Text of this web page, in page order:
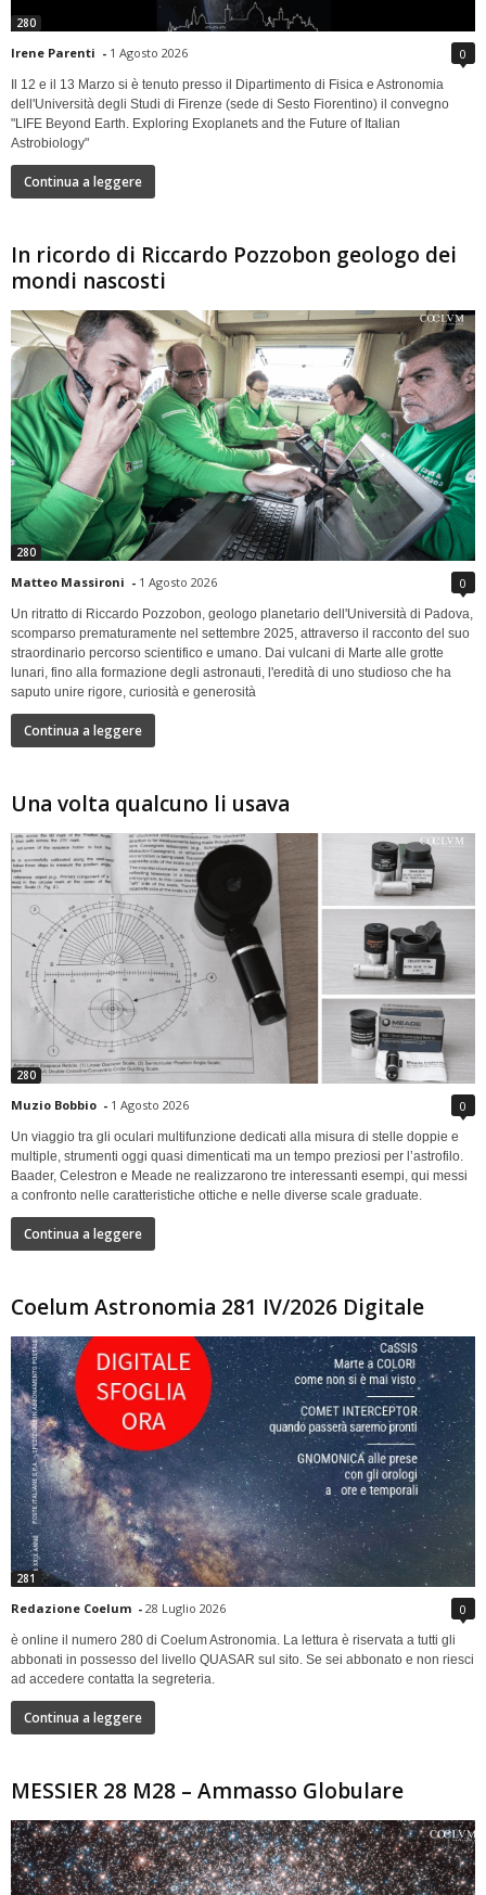
280
Irene Parenti - 1 Agosto 2026 0
Il 12 e il 13 Marzo si è tenuto presso il Dipartimento di Fisica e Astronomia
dell'Università degli Studi di Firenze (sede di Sesto Fiorentino) il convegno
"LIFE Beyond Earth. Exploring Exoplanets and the Future of Italian
Astrobiology"
Continua a leggere
In ricordo di Riccardo Pozzobon geologo dei
mondi nascosti
280
Matteo Massironi - 1 Agosto 2026 0
Un ritratto di Riccardo Pozzobon, geologo planetario dell'Università di Padova,
scomparso prematuramente nel settembre 2025, attraverso il racconto del suo
straordinario percorso scientifico e umano. Dai vulcani di Marte alle grotte
lunari, fino alla formazione degli astronauti, l'eredità di uno studioso che ha
saputo unire rigore, curiosità e generosità
Continua a leggere
Una volta qualcuno li usava
280
Muzio Bobbio - 1 Agosto 2026 0
Un viaggio tra gli oculari multifunzione dedicati alla misura di stelle doppie e
multiple, strumenti oggi quasi dimenticati ma un tempo preziosi per l’astrofilo.
Baader, Celestron e Meade ne realizzarono tre interessanti esempi, qui messi
a confronto nelle caratteristiche ottiche e nelle diverse scale graduate.
Continua a leggere
Coelum Astronomia 281 IV/2026 Digitale
281
Redazione Coelum - 28 Luglio 2026 0
è online il numero 280 di Coelum Astronomia. La lettura è riservata a tutti gli
abbonati in possesso del livello QUASAR sul sito. Se sei abbonato e non riesci
ad accedere contatta la segreteria.
Continua a leggere
MESSIER 28 M28 – Ammasso Globulare